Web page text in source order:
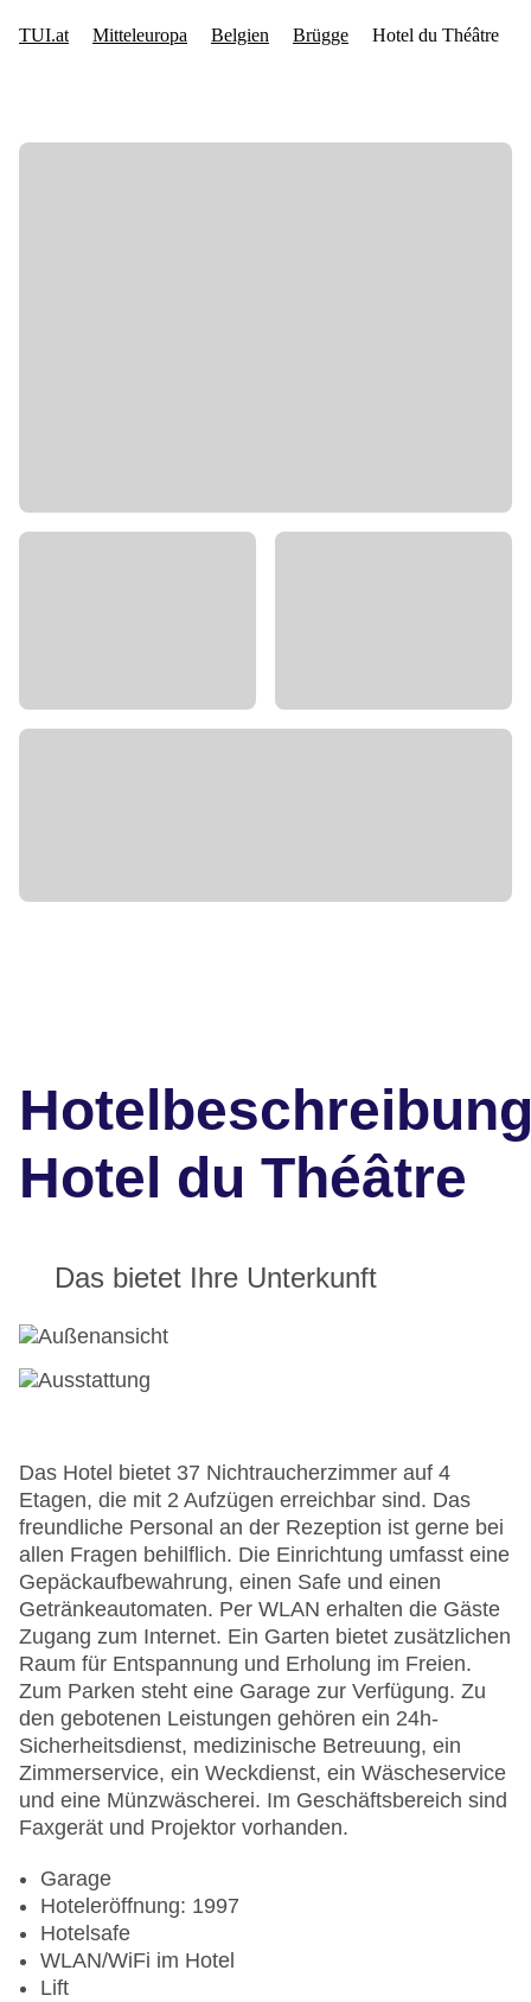
Hotel du Théâtre
Das bietet Ihre Unterkunft
Das Hotel bietet 37 Nichtraucherzimmer auf 4
Etagen, die mit 2 Aufzügen erreichbar sind. Das
freundliche Personal an der Rezeption ist gerne bei
allen Fragen behilflich. Die Einrichtung umfasst eine
Gepäckaufbewahrung, einen Safe und einen
Getränkeautomaten. Per WLAN erhalten die Gäste
Zugang zum Internet. Ein Garten bietet zusätzlichen
Raum für Entspannung und Erholung im Freien.
Zum Parken steht eine Garage zur Verfügung. Zu
den gebotenen Leistungen gehören ein 24h-
Sicherheitsdienst, medizinische Betreuung, ein
Zimmerservice, ein Weckdienst, ein Wäscheservice
und eine Münzwäscherei. Im Geschäftsbereich sind
Faxgerät und Projektor vorhanden.
Garage
Hoteleröffnung: 1997
Hotelsafe
WLAN/WiFi im Hotel
Lift